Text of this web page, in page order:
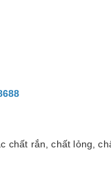
chất rắn, chất lỏng,